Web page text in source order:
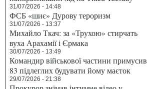
31/07/2026 - 14:48
ФСБ «шиє» Дурову тероризм
31/07/2026 - 13:37
Михайло Ткач: за «Трухою» стирчать
вуха Арахамії і Єрмака
30/07/2026 - 13:49
Командир військової частини примусив
83 підлеглих будувати йому маєток
29/07/2026 - 21:38